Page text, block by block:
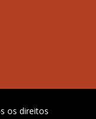
os direitos